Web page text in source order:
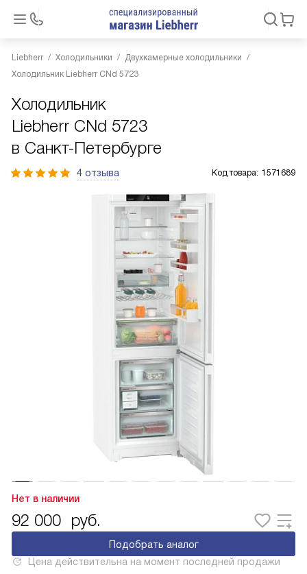
Liebherr Холодильники
Двухкамерные холодильники
Холодильник Liebherr CNd 5723
Холодильник
Liebherr CNd 5723
в Санкт-Петербурге
4 отзыва Код товара: 1571689
Нет в наличии
92 000 руб.
Подобрать аналог
Цена действительна на момент последней продажи